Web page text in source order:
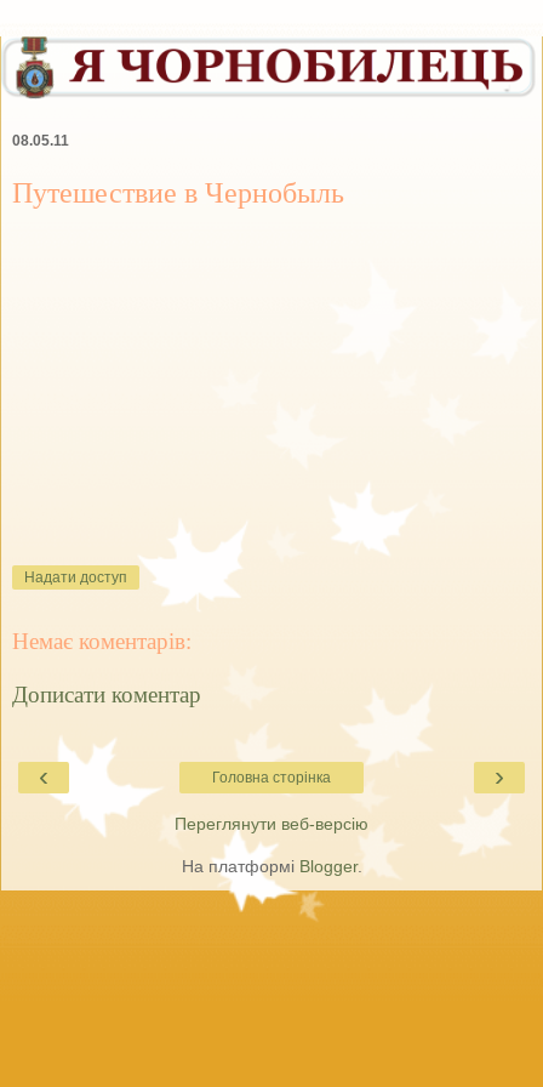
08.05.11
Путешествие в Чернобыль
Надати доступ
Немає коментарів:
Дописати коментар
‹ ›
Головна сторінка
Переглянути веб-версію
На платформі Blogger.